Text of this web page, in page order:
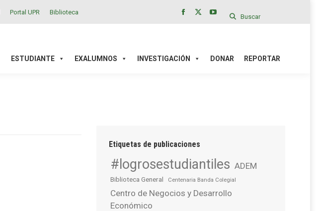
Portal UPR Biblioteca
in
in
YouTube
in
Buscar
ESTUDIANTE EXALUMNOS INVESTIGACIÓN DONAR REPORTAR
Etiquetas de publicaciones
#logrosestudiantiles ADEM
Biblioteca General Centenaria Banda Colegial
Centro de Negocios y Desarrollo
Económico